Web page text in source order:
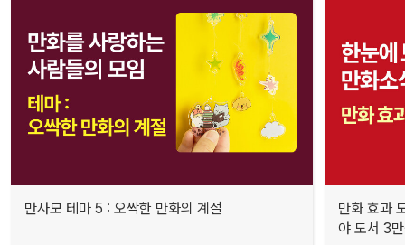
만사모 테마 5 : 오싹한 만화의 계절
만화 효과
야 도서 3